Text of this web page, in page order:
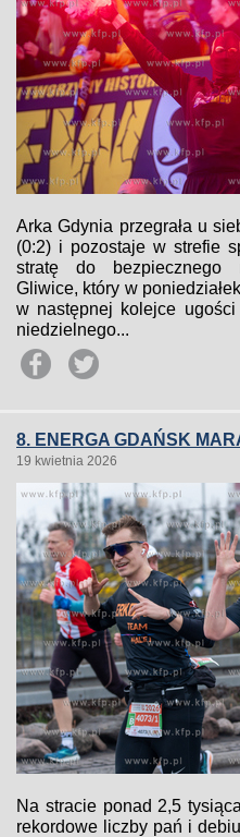
Arka Gdynia przegrała u
(0:2) i pozostaje w strefie
stratę do bezpiecznego
Gliwice, który w
w następnej kolejce ugości
niedzielnego...
8. ENERGA GDAŃSK
19 kwietnia 2026
Na stracie ponad 2,5
rekordowe liczby pań i